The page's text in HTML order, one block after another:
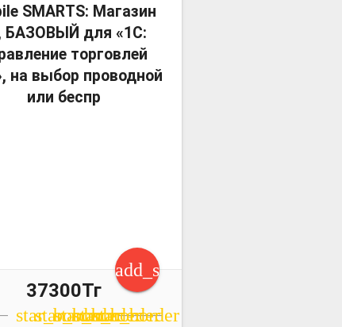
more_vert
SMARTS: Магазин
БАЗОВЫЙ для «1С:
торговлей
на выбор проводной
или беспр
add_shopping_cart
37300Тг
star_border
star_border
star_border
star_border
star_border